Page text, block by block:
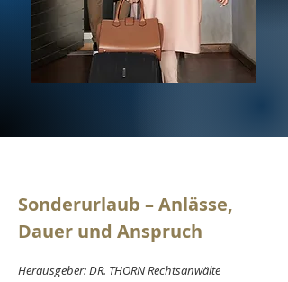
Sonderurlaub – Anlässe,
Dauer und Anspruch
Herausgeber: DR. THORN Rechtsanwälte